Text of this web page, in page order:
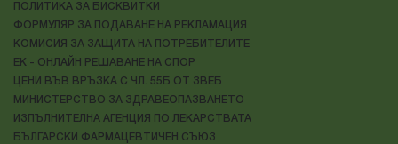
ПОЛИТИКА ЗА БИСКВИТКИ
ФОРМУЛЯР ЗА ПОДАВАНЕ НА РЕКЛАМАЦИЯ
КОМИСИЯ ЗА ЗАЩИТА НА ПОТРЕБИТЕЛИТЕ
ЕК - ОНЛАЙН РЕШАВАНЕ НА СПОР
ЦЕНИ ВЪВ ВРЪЗКА С ЧЛ. 55Б ОТ ЗВЕБ
МИНИСТЕРСТВО ЗА ЗДРАВЕОПАЗВАНЕТО
ИЗПЪЛНИТЕЛНА АГЕНЦИЯ ПО ЛЕКАРСТВАТА
БЪЛГАРСКИ ФАРМАЦЕВТИЧЕН СЪЮЗ